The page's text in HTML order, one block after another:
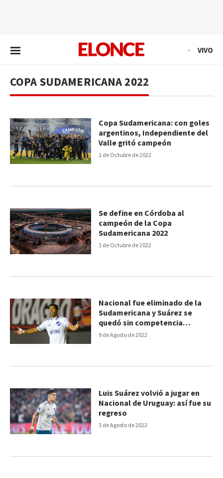
VIVO
COPA SUDAMERICANA 2022
1 de Octubre de 2022
Copa Sudamericana: con goles
argentinos, Independiente del
Valle gritó campeón
1 de Octubre de 2022
Se define en Córdoba al
campeón de la Copa
Sudamericana 2022
9 de Agosto de 2022
Nacional fue eliminado de la
Sudamericana y Suárez se
quedó sin competencia
internacional
3 de Agosto de 2022
Luis Suárez volvió a jugar en
Nacional de Uruguay: así fue su
regreso